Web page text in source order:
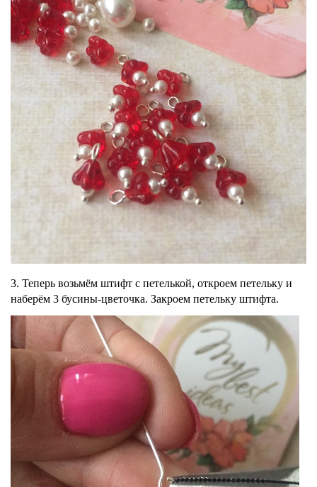
3. Теперь возьмём штифт с петелькой, откроем петельку и
наберём 3 бусины-цветочка. Закроем петельку штифта.